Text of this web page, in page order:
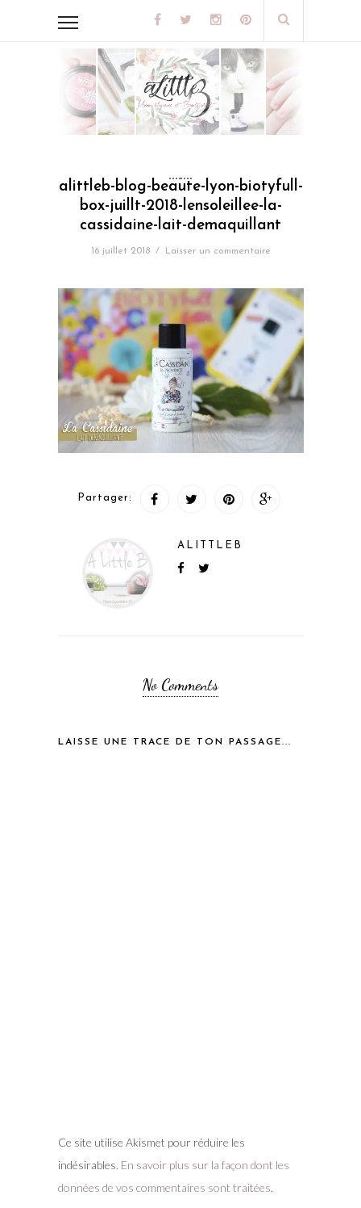
alittleb-blog-beaute-lyon-biotyfull-
box-juillt-2018-lensoleillee-la-
cassidaine-lait-demaquillant
16 juillet 2018 / Laisser un commentaire
Partager:
ALITTLEB
No Comments
LAISSE UNE TRACE DE TON PASSAGE...
Ce site utilise Akismet pour réduire les
indésirables. En savoir plus sur la façon dont les
données de vos commentaires sont traitées.